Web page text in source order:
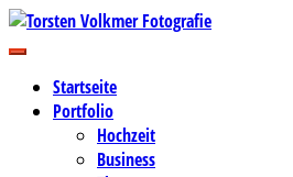
Zum
Inhalt
Torsten Volkmer
Business-, Portrait- und Hochzeitsfotografie
Startseite
Portfolio
Hochzeit
Business